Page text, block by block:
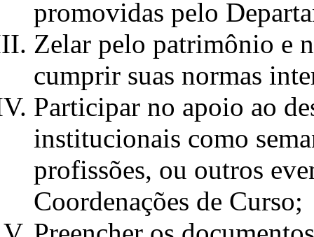
promovidas pelo
Zelar pelo patrimônio e
cumprir suas normas
Participar no apoio ao
institucionais como
profissões, ou outros
Coordenações de Curso;